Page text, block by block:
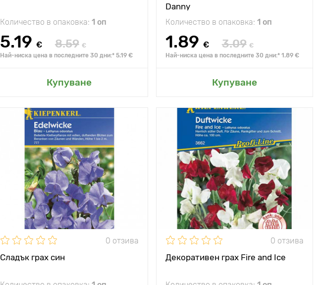
Количество в опаковка: 1 оп
5.19 € 8.59 €
Най-ниска цена в последните 30 дни:* 5.19 €
Купуване
Добавяне в моята градина
Danny
Количество в опаковка: 1 оп
1.89 € 3.09 €
Най-ниска цена в последните 30 дни:* 1.89 €
Купуване
Добавяне в моята градина
0 отзива
Сладък грах син
0 отзива
Декоративен грах Fire and Ice
Местоположение
Специални
характеристики
атрактивен дует
Височина на
растението
100 - 150 см
Разстояние между
растенията
10 х 20 см